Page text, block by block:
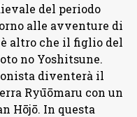
del periodo
alle avventure di
altro che il figlio del
no Yoshitsune.
diventerà il
Ryūōmaru con un
Hōjō. In questa